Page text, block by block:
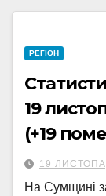
РЕГІОН
19
(+19
19
На Сумщині